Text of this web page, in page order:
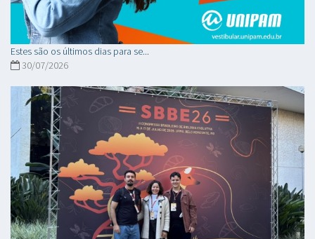
Estes são os últimos dias para se...
30/07/2026